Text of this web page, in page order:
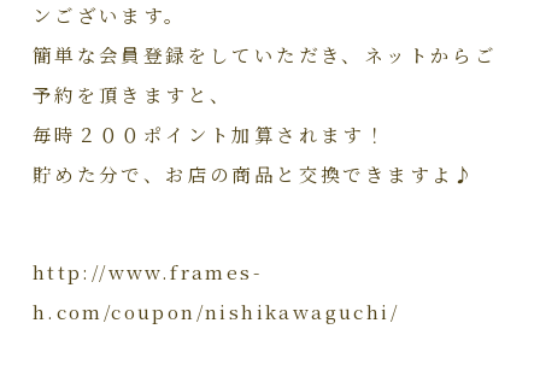
ンございます。
簡単な会員登録をしていただき、ネットからご
予約を頂きますと、
毎時２００ポイント加算されます！
貯めた分で、お店の商品と交換できますよ♪
http://www.frames-
h.com/coupon/nishikawaguchi/